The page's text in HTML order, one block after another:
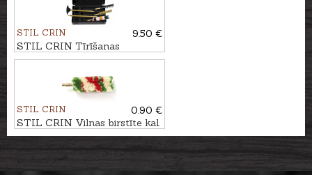
STIL CRIN
9.50 €
STIL CRIN Tīrīšanas
komplekts ar misiņa kātu kal.
STIL CRIN
0.90 €
STIL CRIN Vilnas birstīte kal.
.12/.16